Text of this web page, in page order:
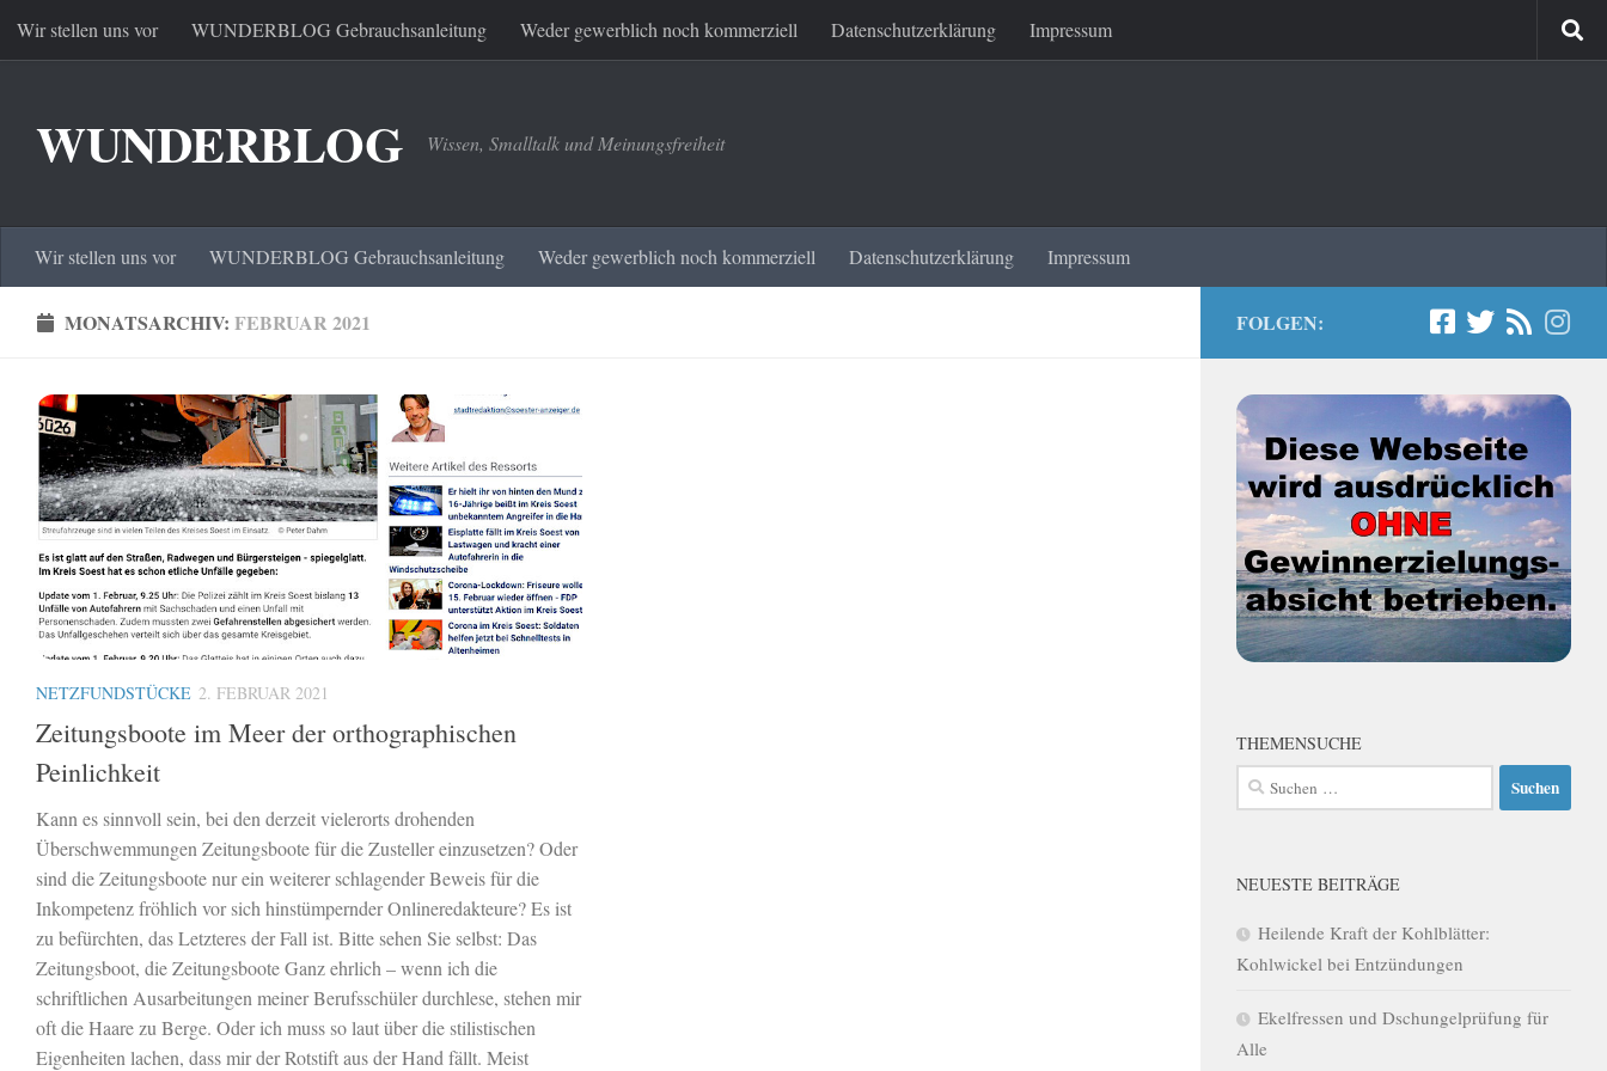
Zum Inhalt springen
Wir stellen uns vor WUNDERBLOG Gebrauchsanleitung Weder gewerblich noch kommerziell Datenschutzerklärung Impressum
WUNDERBLOG Wissen, Smalltalk und Meinungsfreiheit
Wir stellen uns vor WUNDERBLOG Gebrauchsanleitung Weder gewerblich noch kommerziell Datenschutzerklärung Impressum
MONATSARCHIV: FEBRUAR 2021
NETZFUNDSTÜCKE 2. FEBRUAR 2021
Zeitungsboote im Meer der orthographischen
Peinlichkeit
Kann es sinnvoll sein, bei den derzeit vielerorts drohenden
Überschwemmungen Zeitungsboote für die Zusteller einzusetzen? Oder
sind die Zeitungsboote nur ein weiterer schlagender Beweis für die
Inkompetenz fröhlich vor sich hinstümpernder Onlineredakteure? Es ist
zu befürchten, das Letzteres der Fall ist. Bitte sehen Sie selbst: Das
Zeitungsboot, die Zeitungsboote Ganz ehrlich – wenn ich die
schriftlichen Ausarbeitungen meiner Berufsschüler durchlese, stehen mir
oft die Haare zu Berge. Oder ich muss so laut über die stilistischen
Eigenheiten lachen, dass mir der Rotstift aus der Hand fällt. Meist
FOLGEN:
THEMENSUCHE
Suchen
nach:
NEUESTE BEITRÄGE
Heilende Kraft der Kohlblätter:
Kohlwickel bei Entzündungen
Ekelfressen und Dschungelprüfung für
Alle